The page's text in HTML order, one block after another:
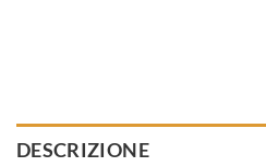
DESCRIZIONE